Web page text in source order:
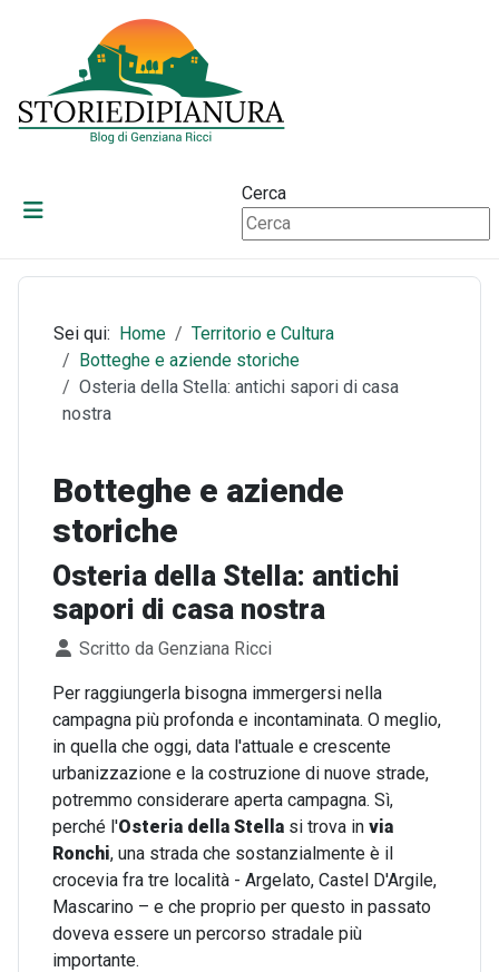
Cerca
Sei qui: Home
Territorio e Cultura
Botteghe e aziende storiche
Osteria della Stella: antichi sapori di casa
nostra
Botteghe e aziende
storiche
Osteria della Stella: antichi
sapori di casa nostra
Dettagli
Scritto da Genziana Ricci
Per raggiungerla bisogna immergersi nella
campagna più profonda e incontaminata. O meglio,
in quella che oggi, data l'attuale e crescente
urbanizzazione e la costruzione di nuove strade,
potremmo considerare aperta campagna. Sì,
perché l'Osteria della Stella si trova in via
Ronchi, una strada che sostanzialmente è il
crocevia fra tre località - Argelato, Castel D'Argile,
Mascarino – e che proprio per questo in passato
doveva essere un percorso stradale più
importante.